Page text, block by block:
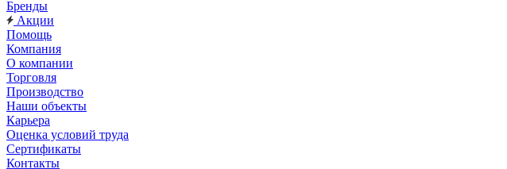
Бренды
Акции
Помощь
Компания
О компании
Торговля
Производство
Наши объекты
Карьера
Оценка условий труда
Сертификаты
Контакты